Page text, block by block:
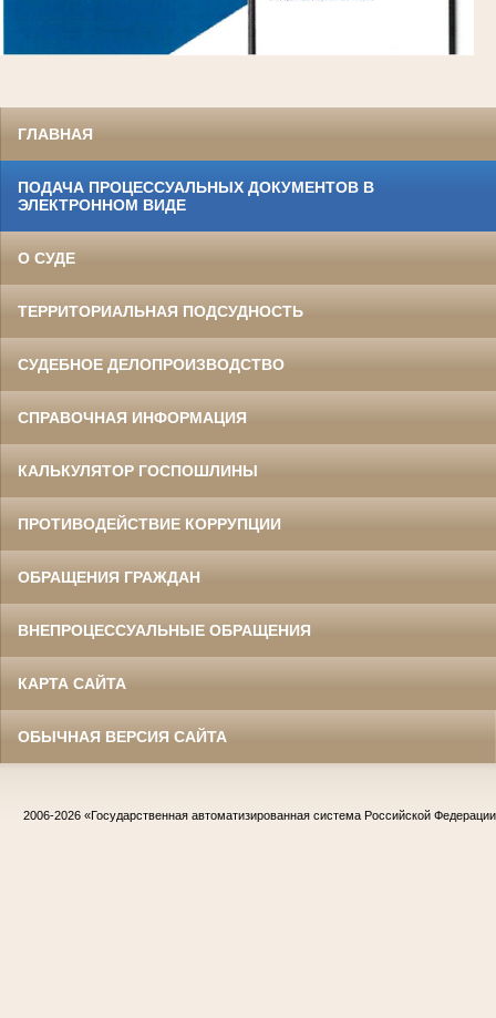
ГЛАВНАЯ
ПОДАЧА ПРОЦЕССУАЛЬНЫХ ДОКУМЕНТОВ В
ЭЛЕКТРОННОМ ВИДЕ
О СУДЕ
ТЕРРИТОРИАЛЬНАЯ ПОДСУДНОСТЬ
СУДЕБНОЕ ДЕЛОПРОИЗВОДСТВО
СПРАВОЧНАЯ ИНФОРМАЦИЯ
КАЛЬКУЛЯТОР ГОСПОШЛИНЫ
ПРОТИВОДЕЙСТВИЕ КОРРУПЦИИ
ОБРАЩЕНИЯ ГРАЖДАН
ВНЕПРОЦЕССУАЛЬНЫЕ ОБРАЩЕНИЯ
КАРТА САЙТА
ОБЫЧНАЯ ВЕРСИЯ САЙТА
2006-2026 «Государственная автоматизированная система Российской